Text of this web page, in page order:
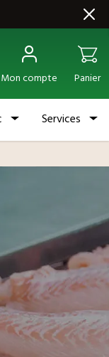
Mon compte Panier
Services